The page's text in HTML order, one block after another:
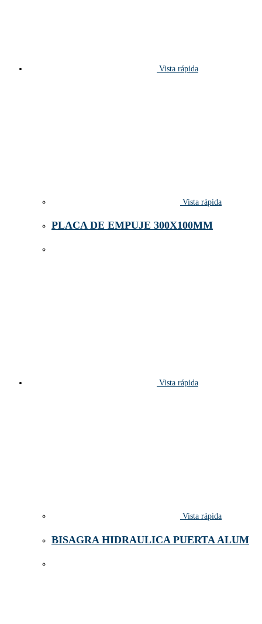
Vista rápida
Vista rápida
PLACA DE EMPUJE 300X100MM
Vista rápida
Vista rápida
BISAGRA HIDRAULICA PUERTA ALUM